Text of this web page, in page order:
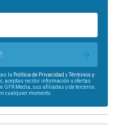
la Política de Privacidad yTérminos y
aceptas recibir información u ofertas
GFR Media, sus afiliadas o de terceros.
cualquier momento.